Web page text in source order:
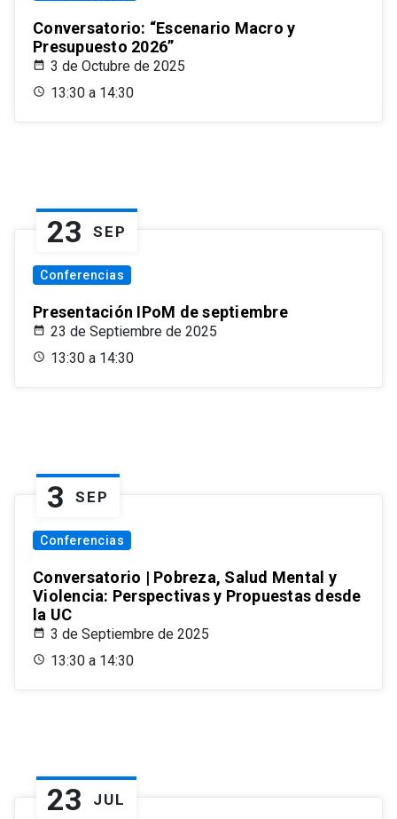
Conversatorio: “Escenario Macro y
Presupuesto 2026”
3 de Octubre de 2025
13:30 a 14:30
23 SEP
Conferencias
Presentación IPoM de septiembre
23 de Septiembre de 2025
13:30 a 14:30
3 SEP
Conferencias
Conversatorio | Pobreza, Salud Mental y
Violencia: Perspectivas y Propuestas desde
la UC
3 de Septiembre de 2025
13:30 a 14:30
23 JUL